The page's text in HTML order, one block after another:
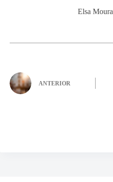
Elsa Moura
ANTERIOR